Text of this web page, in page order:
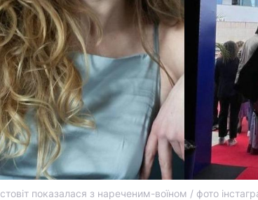
показалася з нареченим-воїном / фото